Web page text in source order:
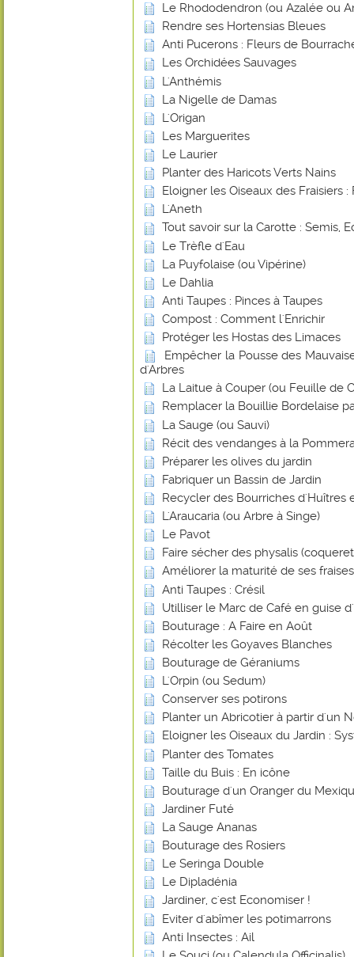
Le Rhododendron (ou Azalée ou
Rendre ses Hortensias Bleues
Anti Pucerons : Fleurs de
Les Orchidées Sauvages
L'Anthémis
La Nigelle de Damas
L'Origan
Les Marguerites
Le Laurier
Planter des Haricots Verts Nains
Eloigner les Oiseaux des Fraisiers :
L'Aneth
Tout savoir sur la Carotte : Semis,
Le Trèfle d'Eau
La Puyfolaise (ou Vipérine)
Le Dahlia
Anti Taupes : Pinces à Taupes
Compost : Comment l'Enrichir
Protéger les Hostas des Limaces
Empêcher la Pousse des
d'Arbres
La Laitue à Couper (ou Feuille de
Remplacer la Bouillie Bordelaise
La Sauge (ou Sauvi)
Récit des vendanges à la
Préparer les olives du jardin
Fabriquer un Bassin de Jardin
Recycler des Bourriches d'Huîtres
L'Araucaria (ou Arbre à Singe)
Le Pavot
Faire sécher des physalis
Améliorer la maturité de ses
Anti Taupes : Crésil
Utilliser le Marc de Café en guise
Bouturage : A Faire en Août
Récolter les Goyaves Blanches
Bouturage de Géraniums
L'Orpin (ou Sedum)
Conserver ses potirons
Planter un Abricotier à partir d'un
Eloigner les Oiseaux du Jardin :
Planter des Tomates
Taille du Buis : En icône
Bouturage d'un Oranger du
Jardiner Futé
La Sauge Ananas
Bouturage des Rosiers
Le Seringa Double
Le Dipladénia
Jardiner, c'est Economiser !
Eviter d'abîmer les potimarrons
Anti Insectes : Ail